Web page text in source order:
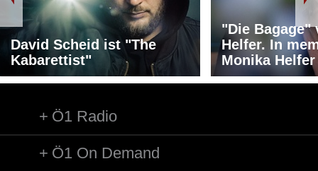
David Scheid ist "The
Kabarettist"
"Die Bagage"
Helfer. In
Monika Helfer
Ö1 Radio
Ö1 On Demand